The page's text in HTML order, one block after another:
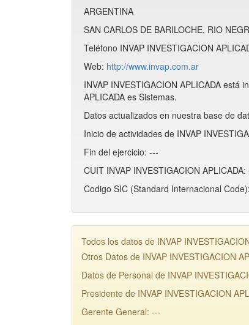
ARGENTINA
SAN CARLOS DE BARILOCHE, RIO
Teléfono INVAP INVESTIGACION
Web: http://www.invap.com.ar
INVAP INVESTIGACION APLICADA está
APLICADA es Sistemas.
Datos actualizados en nuestra base de
Inicio de actividades de INVAP
Fin del ejercicio: ---
CUIT INVAP INVESTIGACION APLICADA:
Codigo SIC (Standard Internacional
Todos los datos de INVAP
Otros Datos de INVAP INVESTIGACION
Datos de Personal de INVAP
Presidente de INVAP INVESTIGACION
Gerente General: ---